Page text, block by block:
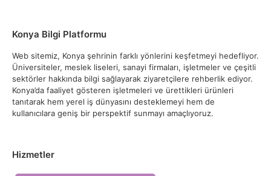
Konya Bilgi Platformu
Web sitemiz, Konya şehrinin farklı yönlerini keşfetmeyi hedefliyor.
Üniversiteler, meslek liseleri, sanayi firmaları, işletmeler ve çeşitli
sektörler hakkında bilgi sağlayarak ziyaretçilere rehberlik ediyor.
Konya’da faaliyet gösteren işletmeleri ve ürettikleri ürünleri
tanıtarak hem yerel iş dünyasını desteklemeyi hem de
kullanıcılara geniş bir perspektif sunmayı amaçlıyoruz.
Hizmetler